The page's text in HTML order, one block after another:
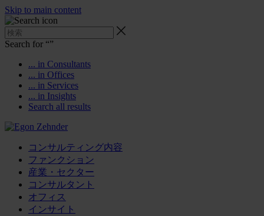
Skip to main content
Search for “”
... in Consultants
... in Offices
... in Services
... in Insights
Search all results
コンサルティング内容
ファンクション
産業・セクター
コンサルタント
オフィス
インサイト